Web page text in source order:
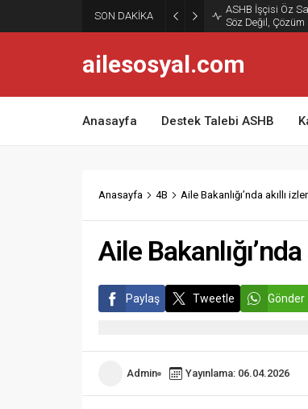
SON DAKİKA
ASHB İşçisi Öz
Söz Değil, Çözüm
ailesosyal.com
Anasayfa Destek Talebi ASHB
Anasayfa 4B Aile Bakanlığı’nda akıllı
Aile
Paylaş Tweetle Gönder
Admin Yayınlama: 06.04.2026